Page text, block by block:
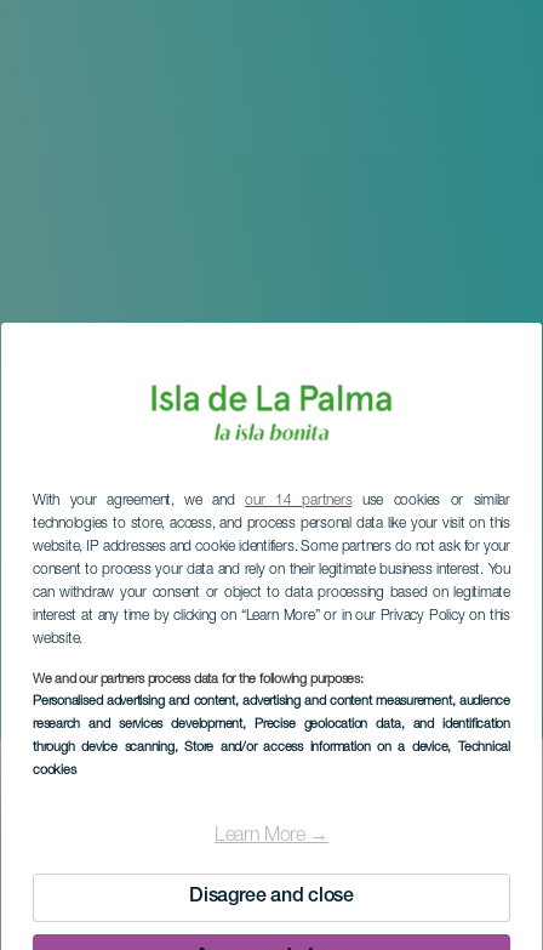
With your agreement, we andour 14 partnersuse cookies or similar
technologies to store, access, and process personal data like your visit on this
website, IP addresses and cookie identifiers. Some partners do not ask for your
consent to process your data and rely on their legitimate business interest. You
can withdraw your consent or object to data processing based on legitimate
interest at any time by clicking on “Learn More” or in our Privacy Policy on this
website.
We and our partners process data for the following purposes:
Personalised advertising and content, advertising and content measurement, audience
research and services development, Precise geolocation data, and identification
through device scanning, Store and/or access information on a device, Technical
cookies
Learn More →
Disagree and close
Petite Lorena
LA PALMA
Imagen